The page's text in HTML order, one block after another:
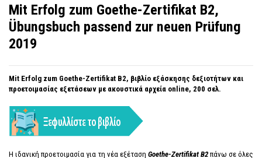
Mit Erfolg zum Goethe-Zertifikat B2,
Übungsbuch passend zur neuen Prüfung
2019
Mit Erfolg zum Goethe-Zertifikat B2, βιβλίο εξάσκησης δεξιοτήτων και
προετοιμασίας εξετάσεων με ακουστικά αρχεία online, 200 σελ.
Η ιδανική προετοιμασία για τη νέα εξέταση Goethe-Zertifikat B2 πάνω σε όλες